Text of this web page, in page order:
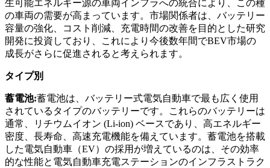
生可能エネルギー源の車両インフラへの統合により、この種
の車両の需要が高まっています。市場関係者は、バッテリー
容量の強化、コスト削減、充電時間の改善を目的とした研究
開発に投資しており、これにより今後数年間でBEV市場の
成長がさらに促進されると考えられます。
タイプ別
蓄電池:蓄電池は、バッテリー式電気自動車で最も広く使用
されているタイプのバッテリーです。これらのバッテリーは
通常、リチウムイオン (Li-ion) ベースであり、高エネルギー
密度、長寿命、高速充電機能を備えています。蓄電池を搭載
した電気自動車（EV）の採用が増えているのは、その効率
的な性能と電気自動車充電ステーションのインフラストラク